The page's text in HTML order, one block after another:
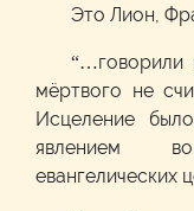
Это Лион,
“…говорили
мёртвого не
Исцеление
явлением
евангелических